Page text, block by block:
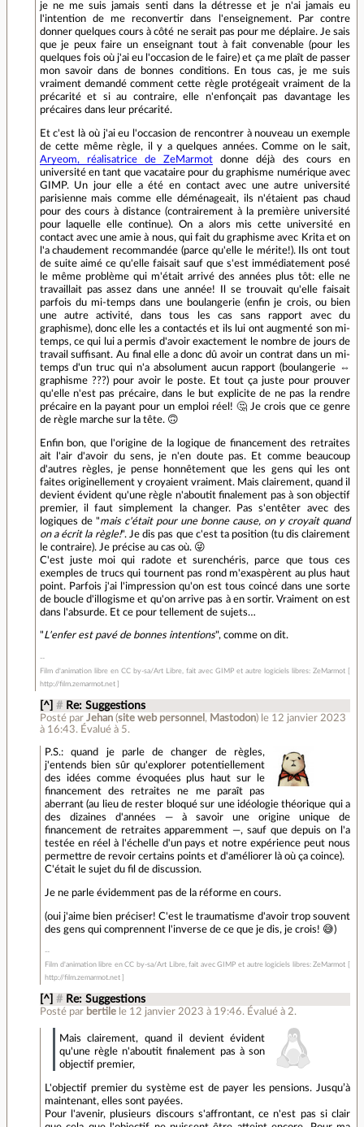
je ne me suis jamais senti dans la détresse et je n'ai jamais eu
l'intention de me reconvertir dans l'enseignement. Par contre
donner quelques cours à côté ne serait pas pour me déplaire. Je sais
que je peux faire un enseignant tout à fait convenable (pour les
quelques fois où j'ai eu l'occasion de le faire) et ça me plaît de passer
mon savoir dans de bonnes conditions. En tous cas, je me suis
vraiment demandé comment cette règle protégeait vraiment de la
précarité et si au contraire, elle n'enfonçait pas davantage les
précaires dans leur précarité.
Et c'est là où j'ai eu l'occasion de rencontrer à nouveau un exemple
de cette même règle, il y a quelques années. Comme on le sait,
Aryeom, réalisatrice de ZeMarmot donne déjà des cours en
université en tant que vacataire pour du graphisme numérique avec
GIMP. Un jour elle a été en contact avec une autre université
parisienne mais comme elle déménageait, ils n'étaient pas chaud
pour des cours à distance (contrairement à la première université
pour laquelle elle continue). On a alors mis cette université en
contact avec une amie à nous, qui fait du graphisme avec Krita et on
l'a chaudement recommandée (parce qu'elle le mérite!). Ils ont tout
de suite aimé ce qu'elle faisait sauf que s'est immédiatement posé
le même problème qui m'était arrivé des années plus tôt: elle ne
travaillait pas assez dans une année! Il se trouvait qu'elle faisait
parfois du mi-temps dans une boulangerie (enfin je crois, ou bien
une autre activité, dans tous les cas sans rapport avec du
graphisme), donc elle les a contactés et ils lui ont augmenté son mi-
temps, ce qui lui a permis d'avoir exactement le nombre de jours de
travail suffisant. Au final elle a donc dû avoir un contrat dans un mi-
temps d'un truc qui n'a absolument aucun rapport (boulangerie ⇔
graphisme ???) pour avoir le poste. Et tout ça juste pour prouver
qu'elle n'est pas précaire, dans le but explicite de ne pas la rendre
précaire en la payant pour un emploi réel! 🤔 Je crois que ce genre
de règle marche sur la tête. 🙃
Enfin bon, que l'origine de la logique de financement des retraites
ait l'air d'avoir du sens, je n'en doute pas. Et comme beaucoup
d'autres règles, je pense honnêtement que les gens qui les ont
faites originellement y croyaient vraiment. Mais clairement, quand il
devient évident qu'une règle n'aboutit finalement pas à son objectif
premier, il faut simplement la changer. Pas s'entêter avec des
logiques de "mais c'était pour une bonne cause, on y croyait quand
on a écrit la règle!". Je dis pas que c'est ta position (tu dis clairement
le contraire). Je précise au cas où. 😜
C'est juste moi qui radote et surenchéris, parce que tous ces
exemples de trucs qui tournent pas rond m'exaspèrent au plus haut
point. Parfois j'ai l'impression qu'on est tous coincé dans une sorte
de boucle d'illogisme et qu'on arrive pas à en sortir. Vraiment on est
dans l'absurde. Et ce pour tellement de sujets…
"L'enfer est pavé de bonnes intentions", comme on dit.
Film d'animation libre en CC by-sa/Art Libre, fait avec GIMP et autre logiciels libres: ZeMarmot [
http://film.zemarmot.net ]
[^] # Re: Suggestions
Posté par Jehan(site web personnel , Mastodon) le 12 janvier 2023
à 16:43. Évalué à 5.
P.S.: quand je parle de changer de règles,
j'entends bien sûr qu'explorer potentiellement
des idées comme évoquées plus haut sur le
financement des retraites ne me paraît pas
aberrant (au lieu de rester bloqué sur une idéologie théorique qui a
des dizaines d'années — à savoir une origine unique de
financement de retraites apparemment —, sauf que depuis on l'a
testée en réel à l'échelle d'un pays et notre expérience peut nous
permettre de revoir certains points et d'améliorer là où ça coince).
C'était le sujet du fil de discussion.
Je ne parle évidemment pas de la réforme en cours.
(oui j'aime bien préciser! C'est le traumatisme d'avoir trop souvent
des gens qui comprennent l'inverse de ce que je dis, je crois! 😅)
Film d'animation libre en CC by-sa/Art Libre, fait avec GIMP et autre logiciels libres: ZeMarmot [
http://film.zemarmot.net ]
[^] # Re: Suggestions
Posté par bertile le 12 janvier 2023 à 19:46.Évalué à 2.
Mais clairement, quand il devient évident
qu'une règle n'aboutit finalement pas à son
objectif premier,
L'objectif premier du système est de payer les pensions. Jusqu’à
maintenant, elles sont payées.
Pour l'avenir, plusieurs discours s'affrontant, ce n'est pas si clair